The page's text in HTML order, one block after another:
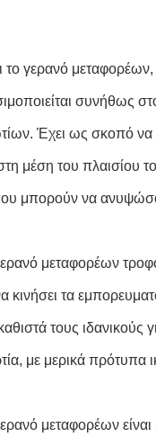
το γερανό
συνήθως
Έχει ως σκοπό να
μέση του
μπορούν να
μεταφορέων
κινήσει τα
τους ιδανικούς
με μερικά πρότυπα
μεταφορέων είναι